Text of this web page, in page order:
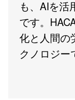
も、AIを活
です。
化と人間の
クノロジー